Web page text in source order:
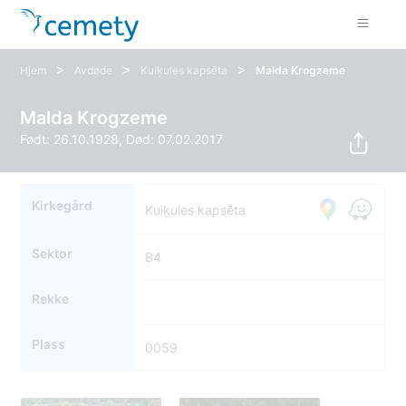
Hjem > Avdøde > Kuiķules kapsēta > Malda Krogzeme
Malda Krogzeme
Født: 26.10.1928, Død: 07.02.2017
Kirkegård Kuiķules kapsēta
Sektor B4
Rekke
Plass 0059